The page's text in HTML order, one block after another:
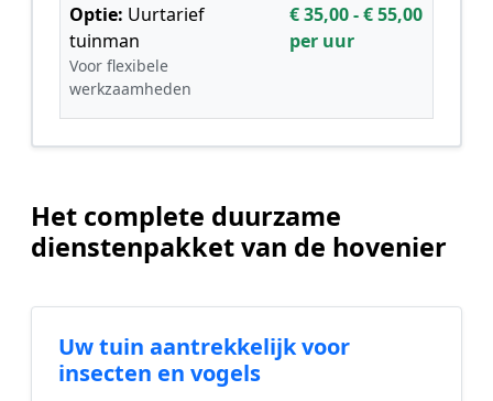
Optie: Uurtarief
tuinman
Voor flexibele
werkzaamheden
€ 35,00 - € 55,00
per uur
Het complete duurzame
dienstenpakket van de hovenier
Uw tuin aantrekkelijk voor
insecten en vogels